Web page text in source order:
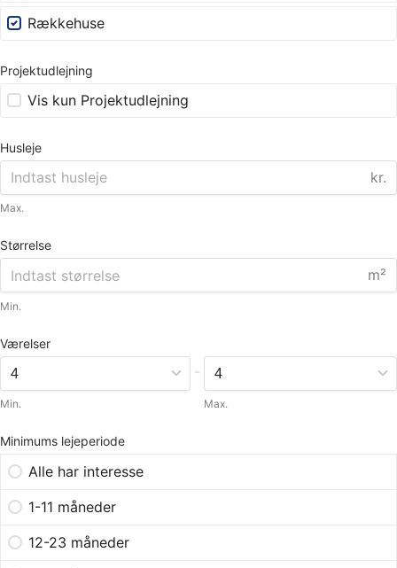
Rækkehuse
Projektudlejning
Vis kun Projektudlejning
Husleje
kr.
Max.
Størrelse
m²
Min.
Værelser
Min.
-
Max.
Minimums lejeperiode
Alle har interesse
1-11 måneder
12-23 måneder